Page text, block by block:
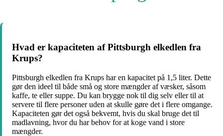
Hvad er kapaciteten af Pittsburgh elkedlen fra
Krups?
Pittsburgh elkedlen fra Krups har en kapacitet på 1,5 liter. Dette
gør den ideel til både små og store mængder af væsker, såsom
kaffe, te eller suppe. Du kan brygge nok til dig selv eller til at
servere til flere personer uden at skulle gøre det i flere omgange.
Kapaciteten gør det også bekvemt, hvis du skal bruge det til
madlavning, hvor du har behov for at koge vand i store
mængder.